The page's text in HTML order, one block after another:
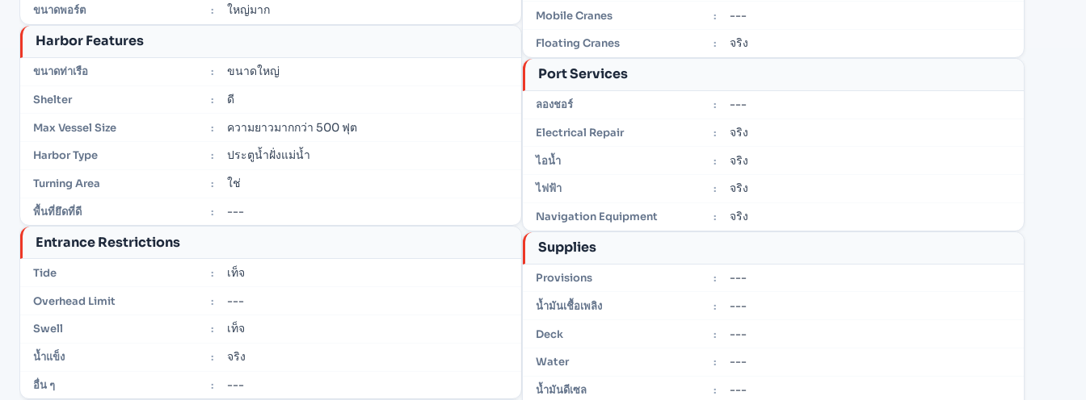
ขนาดพอร์ต : ใหญ่มาก
Harbor Features
ขนาดท่าเรือ : ขนาดใหญ่
Shelter : ดี
Max Vessel Size : ความยาวมากกว่า 500 ฟุต
Harbor Type : ประตูน้ำฝั่งแม่น้ำ
Turning Area : ใช่
พื้นที่ยึดที่ดี : ---
Entrance Restrictions
Tide : เท็จ
Overhead Limit : ---
Swell : เท็จ
น้ำแข็ง : จริง
อื่น ๆ : ---
Mobile Cranes : ---
Floating Cranes : จริง
Port Services
ลองชอร์ : ---
Electrical Repair : จริง
ไอน้ำ : จริง
ไฟฟ้า : จริง
Navigation Equipment : จริง
Supplies
Provisions : ---
น้ำมันเชื้อเพลิง : ---
Deck : ---
Water : ---
น้ำมันดีเซล : ---